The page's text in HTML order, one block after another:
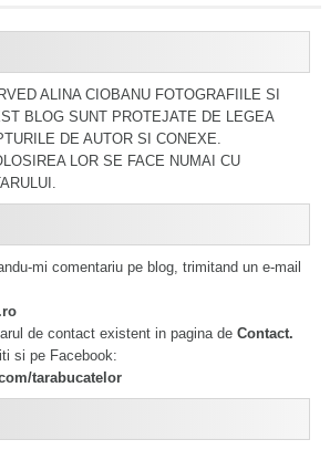
ALINA CIOBANU FOTOGRAFIILE SI
BLOG SUNT PROTEJATE DE LEGEA
DE AUTOR SI CONEXE.
LOR SE FACE NUMAI CU
mi comentariu pe blog, trimitand un e-mail
de contact existent in pagina de Contact.
si pe Facebook:
tarabucatelor